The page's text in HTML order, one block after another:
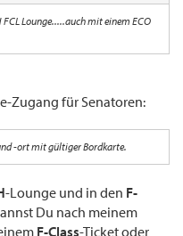
Lounge.....auch mit einem ECO
Zugang für Senatoren:
-ort mit gültiger Bordkarte.
-Lounge und in den F-
Du nach meinem
F-Class-Ticket oder